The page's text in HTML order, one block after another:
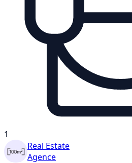
1
Real Estate
Agence